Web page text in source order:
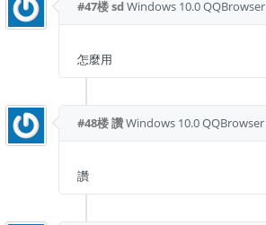
#47楼sdWindows 10.0
怎麼用
#48楼讚Windows 10.0QQBrowser
讚